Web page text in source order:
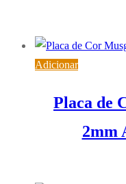
Adicionar
Placa de
2mm